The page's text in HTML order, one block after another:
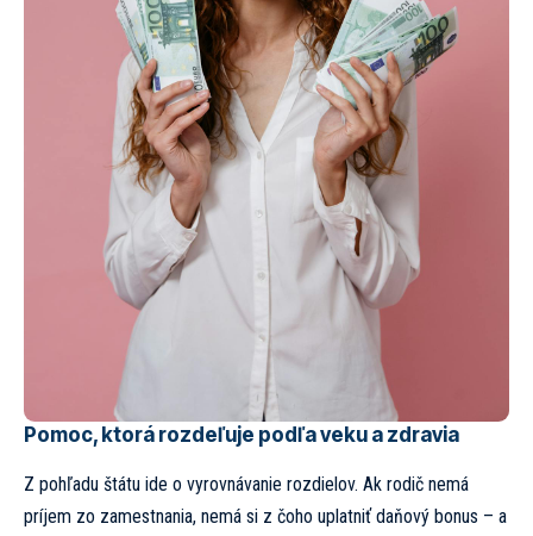
Pomoc, ktorá rozdeľuje podľa veku a zdravia
Z pohľadu štátu ide o vyrovnávanie rozdielov. Ak rodič nemá
príjem zo zamestnania, nemá si z čoho uplatniť daňový bonus – a